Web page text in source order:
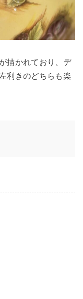
描かれており、デ
利きのどちらも楽